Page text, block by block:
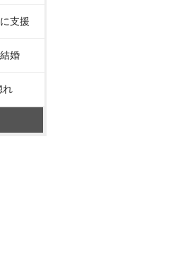
支援
婚
れ